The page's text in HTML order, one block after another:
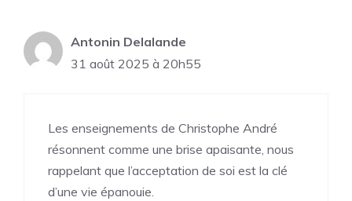
Antonin Delalande
31 août 2025 à 20h55
Les enseignements de Christophe André
résonnent comme une brise apaisante, nous
rappelant que l’acceptation de soi est la clé
d’une vie épanouie.